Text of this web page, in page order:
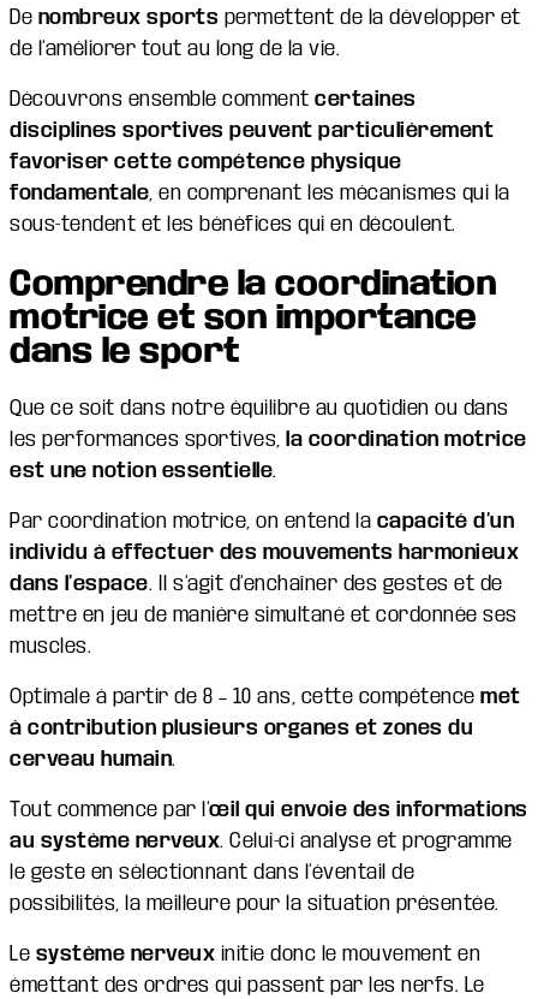
De nombreux sports permettent de la développer et
de l’améliorer tout au long de la vie.
Découvrons ensemble comment certaines
disciplines sportives peuvent particulièrement
favoriser cette compétence physique
fondamentale, en comprenant les mécanismes qui la
sous-tendent et les bénéfices qui en découlent.
Comprendre la coordination
motrice et son importance
dans le sport
Que ce soit dans notre équilibre au quotidien ou dans
les performances sportives, la coordination motrice
est une notion essentielle.
Par coordination motrice, on entend la capacité d’un
individu à effectuer des mouvements harmonieux
dans l’espace. Il s’agit d’enchaîner des gestes et de
mettre en jeu de manière simultané et cordonnée ses
muscles.
Optimale à partir de 8 – 10 ans, cette compétence met
à contribution plusieurs organes et zones du
cerveau humain.
Tout commence par l’œil qui envoie des informations
au système nerveux. Celui-ci analyse et programme
le geste en sélectionnant dans l’éventail de
possibilités, la meilleure pour la situation présentée.
Le système nerveux initie donc le mouvement en
émettant des ordres qui passent par les nerfs. Le